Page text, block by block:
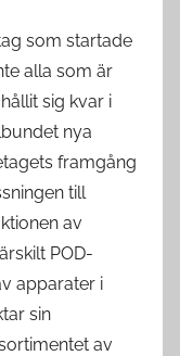
som startade
alla som är
sig kvar i
nya
framgång
till
av
POD-
apparater i
sin
av